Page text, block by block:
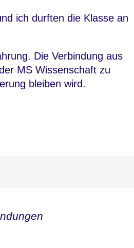
ich durften die Klasse an
Die Verbindung aus
MS Wissenschaft zu
bleiben wird.